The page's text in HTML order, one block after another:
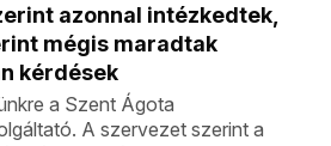
azonnal intézkedtek,
mégis maradtak
kérdések
a Szent Ágota
A szervezet szerint a